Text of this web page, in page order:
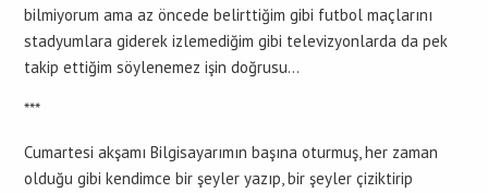
bilmiyorum ama az öncede belirttiğim gibi futbol maçlarını
stadyumlara giderek izlemediğim gibi televizyonlarda da pek
takip ettiğim söylenemez işin doğrusu…
***
Cumartesi akşamı Bilgisayarımın başına oturmuş, her zaman
olduğu gibi kendimce bir şeyler yazıp, bir şeyler çiziktirip